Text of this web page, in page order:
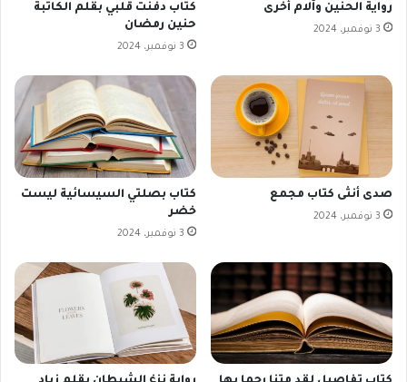
رواية الحنين وآلام أخرى
3 نوفمبر، 2024
كتاب دفنت قلبي بقلم الكاتبة
حنين رمضان
3 نوفمبر، 2024
صدى أنثى كتاب مجمع
3 نوفمبر، 2024
كتاب بصلتي السيسائية ليست
خضر
3 نوفمبر، 2024